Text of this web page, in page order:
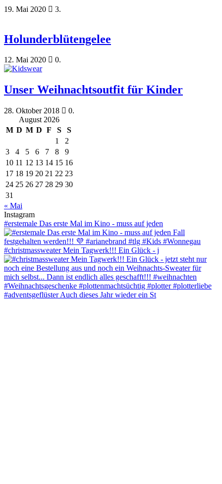
19. Mai 2020 3.
Holunderblütengelee
12. Mai 2020 0.
Unser Weihnachtsoutfit für Kinder
28. Oktober 2018
0.
August 2026
M D M D F S
S
1
2
3
4 5 6 7 8
9
10 11 12 13 14 15 16
17 18 19 20 21 22 23
24 25 26 27 28 29 30
31
« Mai
Instagram
#erstemale Das erste Mal im Kino - muss auf jeden
#christmassweater Mein Tagwerk!!! Ein Glück - j
#adventsgeflüster Auch dieses Jahr wieder ein St